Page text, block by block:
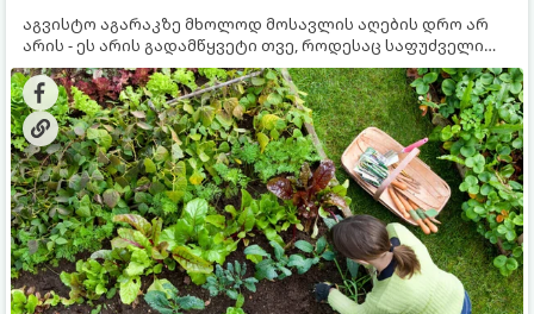
აგვისტო აგარაკზე მხოლოდ მოსავლის აღების დრო არ
არის - ეს არის გადამწყვეტი თვე, როდესაც საფუძველი
ეყრება მომავალი წლის მოსავალს და ბაღი მზადდება
შემოდგომა-ზამთრის სეზონისთვის. იმისათვის, რომ
ნიადაგმა ენერგია აღიდგინოს, ხოლო მცენარეებმა
ზამთარს გაუძლონ, აგვისტოს ბოლომდე 5
მნიშვნელოვანი საქმის გაკეთება უნდა მოასწროთ: